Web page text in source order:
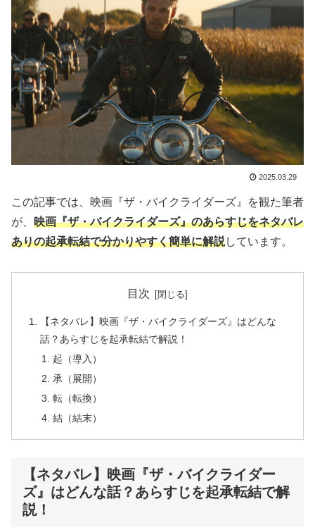
2025.03.29
この記事では、映画『ザ・バイクライダーズ』を観た筆者
が、 映画『ザ・バイクライダーズ』のあらすじをネタバレ
ありの起承転結で分かりやすく簡単に解説しています。
目次
【ネタバレ】映画『ザ・バイクライダーズ』はどんな
話？あらすじを起承転結で解説！
起（導入）
承（展開）
転（転換）
結（結末）
【ネタバレ】映画『ザ・バイクライダー
ズ』はどんな話？あらすじを起承転結で解
説！